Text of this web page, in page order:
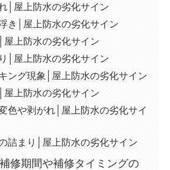
│屋上防水の劣化サイン
き│屋上防水の劣化サイン
屋上防水の劣化サイン
│屋上防水の劣化サイン
ング現象│屋上防水の劣化サイン
屋上防水の劣化サイン
色や剥がれ│屋上防水の劣化サイ
詰まり│屋上防水の劣化サイン
修期間や補修タイミングの